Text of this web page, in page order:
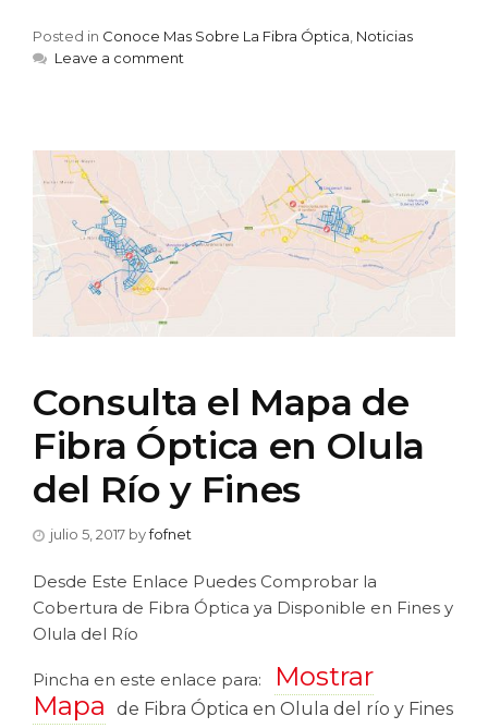
Posted in Conoce Mas Sobre La Fibra Óptica, Noticias
Leave a comment
Consulta el Mapa de
Fibra Óptica en Olula
del Río y Fines
julio 5, 2017 byfofnet
Desde Este Enlace Puedes Comprobar la
Cobertura de Fibra Óptica ya Disponible en Fines y
Olula del Río
Pincha en este enlace para:
Mostrar
Mapa
de Fibra Óptica en Olula del río y Fines